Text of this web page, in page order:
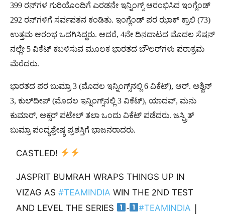
399 ರನ್​ಗಳ ಗುರಿಯೊಂದಿಗೆ ಎರಡನೇ ಇನ್ನಿಂಗ್ಸ್​ ಆರಂಭಿಸಿದ ಇಂಗ್ಲೆಂಡ್​
292 ರನ್​ಗಳಿಗೆ ಸರ್ವಪತನ ಕಂಡಿತು. ಇಂಗ್ಲೆಂಡ್ ಪರ ಝಾಕ್ ಕ್ರಾಲಿ (73)
ಉತ್ತಮ ಆರಂಭ ಒದಗಿಸಿದ್ದರು. ಆದರೆ, 4ನೇ ದಿನದಾಟದ ಮೊದಲ ಸೆಷನ್​
ನಲ್ಲೇ 5 ವಿಕೆಟ್ ಕಬಳಿಸುವ ಮೂಲಕ ಭಾರತದ ಬೌಲರ್​ಗಳು ಪರಾಕ್ರಮ
ಮೆರೆದರು.
ಭಾರತದ ಪರ ಬುಮ್ರಾ 3 (ಮೊದಲ ಇನ್ನಿಂಗ್ಸ್​ನಲ್ಲಿ 6 ವಿಕೆಟ್), ಆರ್​. ಅಶ್ವಿನ್
3, ಕುಲ್​ದೀಪ್ (ಮೊದಲ ಇನ್ನಿಂಗ್ಸ್​ನಲ್ಲಿ 3 ವಿಕೆಟ್), ಯಾದವ್, ಮನು
ಕುಮಾರ್, ಅಕ್ಸರ್ ಪಟೇಲ್ ತಲಾ ಒಂದು ವಿಕೆಟ್ ಪಡೆದರು. ಜಸ್ಪ್ರಿತ್
ಬುಮ್ರಾ ಪಂದ್ಯಶ್ರೇಷ್ಠ ಪ್ರಶಸ್ತಿಗೆ ಭಾಜನರಾದರು.
CASTLED!
JASPRIT BUMRAH WRAPS THINGS UP IN
VIZAG AS#TEAMINDIA WIN THE 2ND TEST
AND LEVEL THE SERIES
- #TEAMINDIA